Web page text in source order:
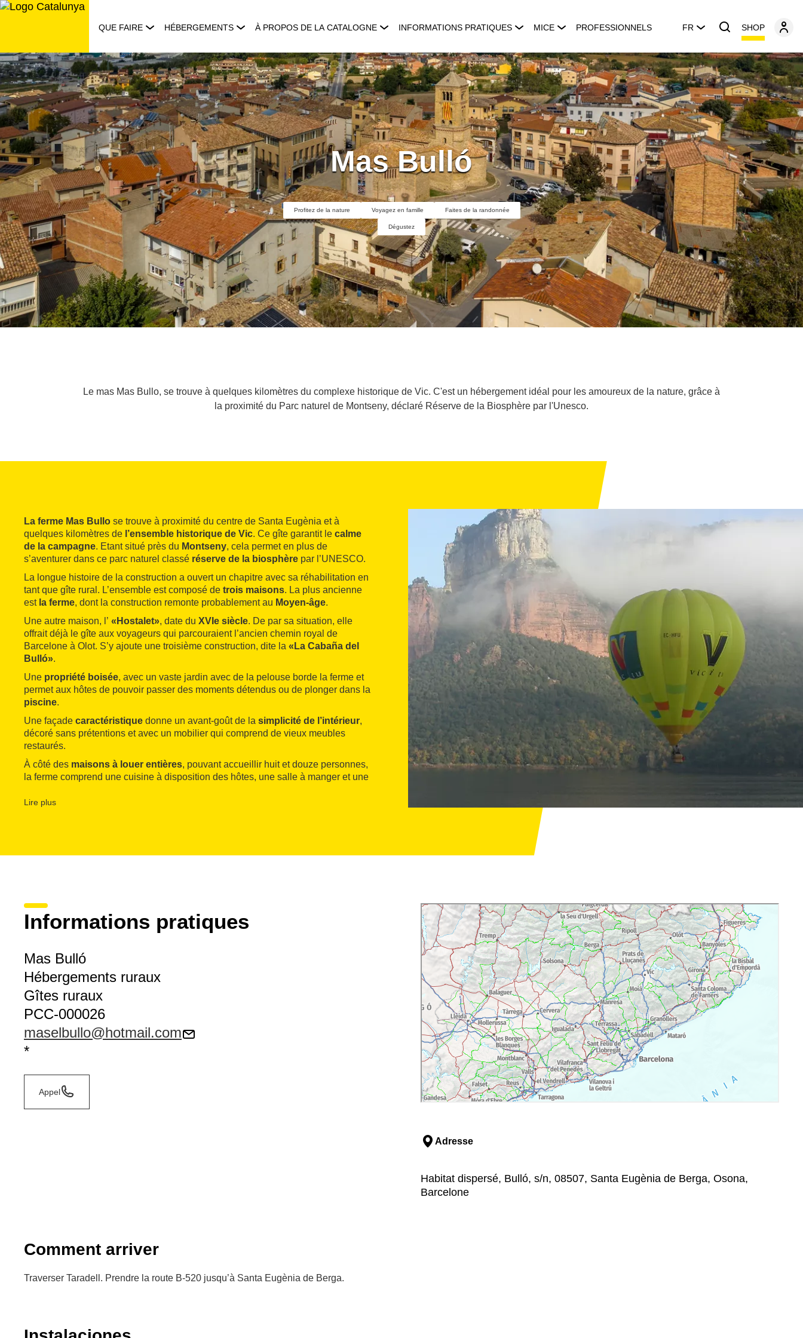
Aller
QUE FAIRE HÉBERGEMENTS À PROPOS DE LA CATALOGNE INFORMATIONS PRATIQUES MICE PROFESSIONNELS FR SHOP
Mas Bulló
Profitez de la nature Voyagez en famille Faites de la randonnée
Dégustez
Le mas Mas Bullo, se trouve à quelques kilomètres du complexe historique de Vic. C'est un hébergement idéal pour les amoureux de la nature, grâce à
la proximité du Parc naturel de Montseny, déclaré Réserve de la Biosphère par l'Unesco.
La ferme Mas Bullo se trouve à proximité du centre de Santa Eugènia et à
quelques kilomètres de l’ensemble historique de Vic. Ce gîte garantit le calme
de la campagne. Etant situé près du Montseny, cela permet en plus de
s’aventurer dans ce parc naturel classé réserve de la biosphère par l’UNESCO.
La longue histoire de la construction a ouvert un chapitre avec sa réhabilitation en
tant que gîte rural. L’ensemble est composé de trois maisons. La plus ancienne
est la ferme, dont la construction remonte probablement au Moyen-âge.
Une autre maison, l’ «Hostalet», date du XVIe siècle. De par sa situation, elle
offrait déjà le gîte aux voyageurs qui parcouraient l’ancien chemin royal de
Barcelone à Olot. S’y ajoute une troisième construction, dite la «La Cabaña del
Bulló».
Une propriété boisée, avec un vaste jardin avec de la pelouse borde la ferme et
permet aux hôtes de pouvoir passer des moments détendus ou de plonger dans la
piscine.
Une façade caractéristique donne un avant-goût de la simplicité de l’intérieur,
décoré sans prétentions et avec un mobilier qui comprend de vieux meubles
restaurés.
À côté des maisons à louer entières, pouvant accueillir huit et douze personnes,
la ferme comprend une cuisine à disposition des hôtes, une salle à manger et une
simple, une double et quatre triples, toutes avec salle de bain.
barrage de Sau, entouré de murs verticaux.
Lire plus
Informations pratiques
Mas Bulló
Hébergements ruraux
Gîtes ruraux
PCC-000026
maselbullo@hotmail.com
*
Appel
Adresse
Habitat dispersé, Bulló, s/n, 08507, Santa Eugènia de Berga, Osona,
Barcelone
Comment arriver
Traverser Taradell. Prendre la route B-520 jusqu’à Santa Eugènia de Berga.